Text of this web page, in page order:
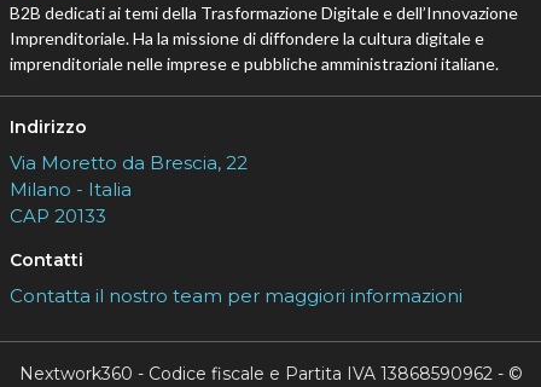
B2B dedicati ai temi della Trasformazione Digitale e dell’Innovazione
Imprenditoriale. Ha la missione di diffondere la cultura digitale e
imprenditoriale nelle imprese e pubbliche amministrazioni italiane.
Indirizzo
Via Moretto da Brescia, 22
Milano - Italia
CAP 20133
Contatti
Contatta il nostro team per maggiori informazioni
Nextwork360 - Codice fiscale e Partita IVA 13868590962 - ©